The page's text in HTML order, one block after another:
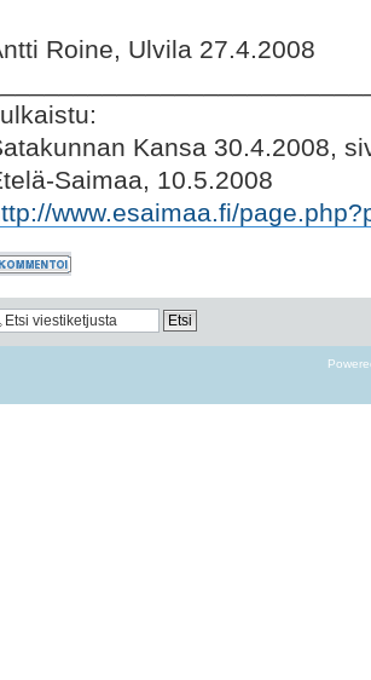
Roine, Ulvila 27.4.2008
Kansa 30.4.2008,
Saimaa, 10.5.2008
www.esaimaa.fi/